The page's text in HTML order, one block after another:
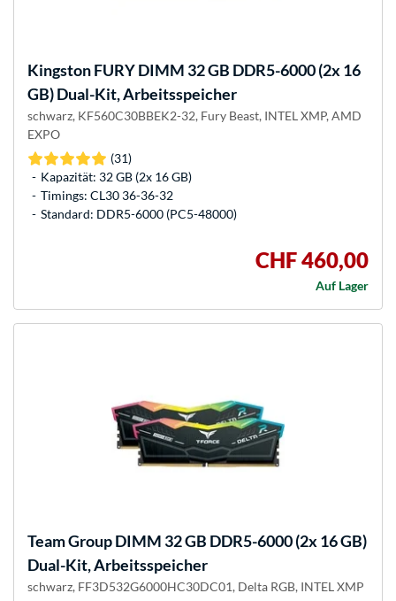
Kingston FURYDIMM 32 GB DDR5-6000 (2x 16
GB) Dual-Kit, Arbeitsspeicher
schwarz, KF560C30BBEK2-32, Fury Beast, INTEL XMP, AMD
EXPO
(31)
Kapazität: 32 GB (2x 16 GB)
Timings: CL30 36-36-32
Standard: DDR5-6000 (PC5-48000)
CHF 460,00
Auf Lager
Team GroupDIMM 32 GB DDR5-6000 (2x 16 GB)
Dual-Kit, Arbeitsspeicher
schwarz, FF3D532G6000HC30DC01, Delta RGB, INTEL XMP